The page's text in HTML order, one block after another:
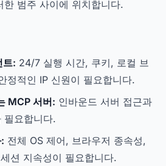
한 범주 사이에 위치합니다.
트: 24/7 실행 시간, 쿠키, 로컬 브
정적인 IP 신원이 필요합니다.
MCP 서버: 인바운드 서버 접근과
필요합니다.
전체 OS 제어, 브라우저 종속성,
션 지속성이 필요합니다.